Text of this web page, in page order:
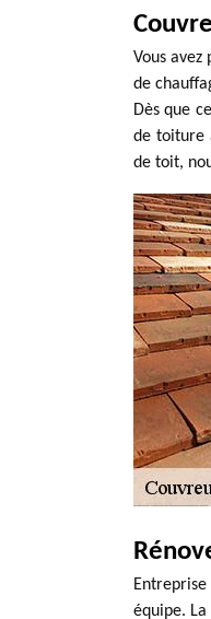
Vous
de
Dès que
de toiture
de toit,
équipe.